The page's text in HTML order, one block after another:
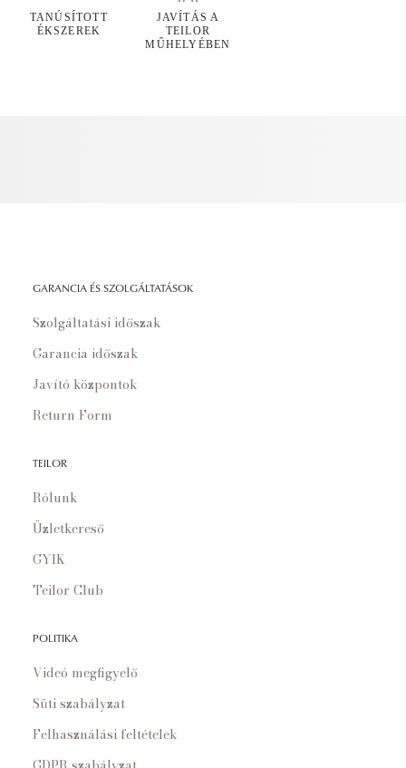
TANÚSÍTOTT
ÉKSZEREK
JAVÍTÁS A
TEILOR
MŰHELYÉBEN
GARANCIA ÉS SZOLGÁLTATÁSOK
Szolgáltatási időszak
Garancia időszak
Javító központok
Return Form
TEILOR
Rólunk
Üzletkereső
GYIK
Teilor Club
POLITIKA
Videó megfigyelő
Süti szabályzat
Felhasználási feltételek